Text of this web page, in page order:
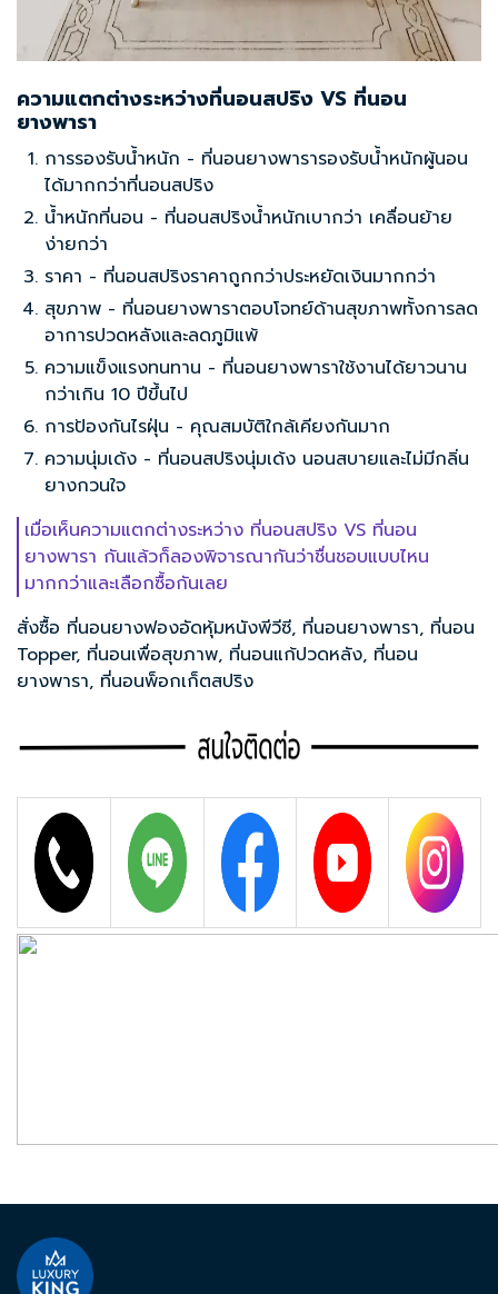
ความแตกต่างระหว่างที่นอนสปริง VS ที่นอน
ยางพารา
การรองรับน้ำหนัก - ที่นอนยางพารารองรับน้ำหนักผู้นอน
ได้มากกว่าที่นอนสปริง
น้ำหนักที่นอน - ที่นอนสปริงน้ำหนักเบากว่า เคลื่อนย้าย
ง่ายกว่า
ราคา - ที่นอนสปริงราคาถูกกว่าประหยัดเงินมากกว่า
สุขภาพ - ที่นอนยางพาราตอบโจทย์ด้านสุขภาพทั้งการลด
อาการปวดหลังและลดภูมิแพ้
ความแข็งแรงทนทาน - ที่นอนยางพาราใช้งานได้ยาวนาน
กว่าเกิน 10 ปีขึ้นไป
การป้องกันไรฝุ่น - คุณสมบัติใกล้เคียงกันมาก
ความนุ่มเด้ง - ที่นอนสปริงนุ่มเด้ง นอนสบายและไม่มีกลิ่น
ยางกวนใจ
เมื่อเห็นความแตกต่างระหว่าง ที่นอนสปริง VS ที่นอน
ยางพารา กันแล้วก็ลองพิจารณากันว่าชื่นชอบแบบไหน
มากกว่าและเลือกซื้อกันเลย
สั่งซื้อ ที่นอนยางฟองอัดหุ้มหนังพีวีซี, ที่นอนยางพารา, ที่นอน
Topper, ที่นอนเพื่อสุขภาพ, ที่นอนแก้ปวดหลัง, ที่นอน
ยางพารา, ที่นอนพ็อกเก็ตสปริง